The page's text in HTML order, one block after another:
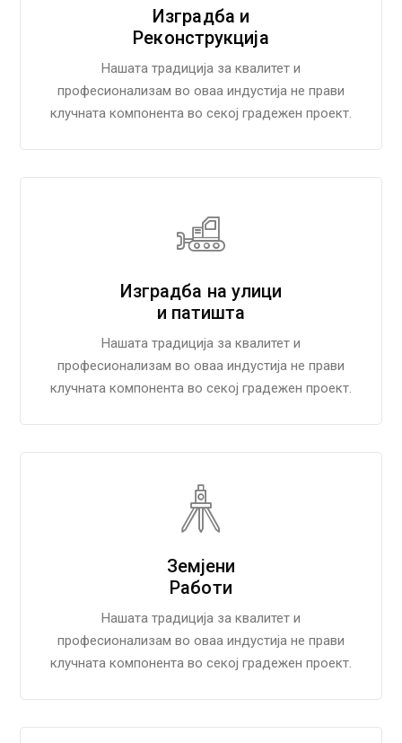
Изградба и
Реконструкција
Нашата традиција за квалитет и
професионализам во оваа индустија не прави
клучната компонента во секој градежен проект.
Изградба на улици
и патишта
Нашата традиција за квалитет и
професионализам во оваа индустија не прави
клучната компонента во секој градежен проект.
Земјени
Работи
Нашата традиција за квалитет и
професионализам во оваа индустија не прави
клучната компонента во секој градежен проект.